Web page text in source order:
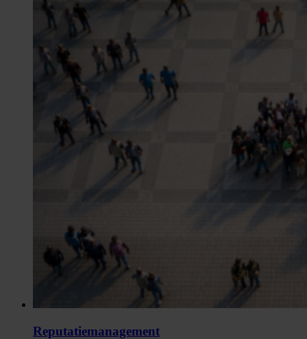
Reputatiemanagement